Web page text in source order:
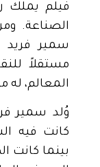
فيلم يملك
الصناعة.
سمير فريد
مستقلاً
المعالم، له
كانت فيه
بينما كانت